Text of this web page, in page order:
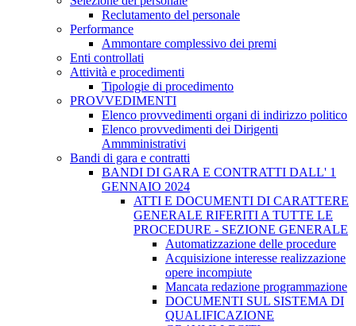
Reclutamento del personale
Performance
Ammontare complessivo dei premi
Enti controllati
Attività e procedimenti
Tipologie di procedimento
PROVVEDIMENTI
Elenco provvedimenti organi di indirizzo politico
Elenco provvedimenti dei Dirigenti
Ammministrativi
Bandi di gara e contratti
BANDI DI GARA E CONTRATTI DALL' 1
GENNAIO 2024
ATTI E DOCUMENTI DI CARATTERE
GENERALE RIFERITI A TUTTE LE
PROCEDURE - SEZIONE GENERALE
Automatizzazione delle procedure
Acquisizione interesse realizzazione
opere incompiute
Mancata redazione programmazione
DOCUMENTI SUL SISTEMA DI
QUALIFICAZIONE